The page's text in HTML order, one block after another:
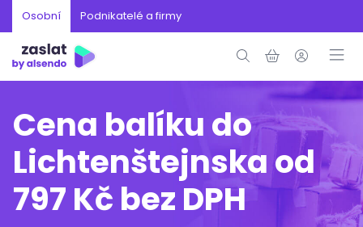
Osobní Podnikatelé a firmy
Cena balíku do
Lichtenštejnska od
797 Kč bez DPH